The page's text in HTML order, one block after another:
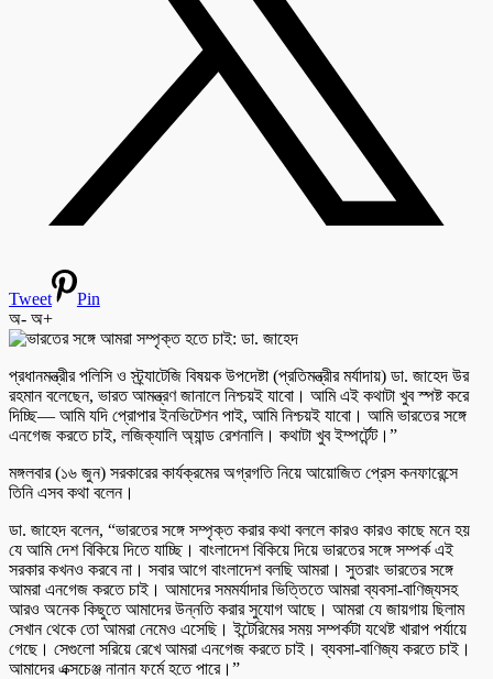
Tweet
Pin
অ- অ+
প্রধানমন্ত্রীর পলিসি ও স্ট্র্যাটেজি বিষয়ক উপদেষ্টা (প্রতিমন্ত্রীর মর্যাদায়) ডা. জাহেদ উর
রহমান বলেছেন, ভারত আমন্ত্রণ জানালে নিশ্চয়ই যাবো। আমি এই কথাটা খুব স্পষ্ট করে
দিচ্ছি— আমি যদি প্রোপার ইনভিটেশন পাই, আমি নিশ্চয়ই যাবো। আমি ভারতের সঙ্গে
এনগেজ করতে চাই, লজিক্যালি অ্যান্ড রেশনালি। কথাটা খুব ইম্পর্টেন্ট।”
মঙ্গলবার (১৬ জুন) সরকারের কার্যক্রমের অগ্রগতি নিয়ে আয়োজিত প্রেস কনফারেন্সে
তিনি এসব কথা বলেন।
ডা. জাহেদ বলেন, “ভারতের সঙ্গে সম্পৃক্ত করার কথা বললে কারও কারও কাছে মনে হয়
যে আমি দেশ বিকিয়ে দিতে যাচ্ছি। বাংলাদেশ বিকিয়ে দিয়ে ভারতের সঙ্গে সম্পর্ক এই
সরকার কখনও করবে না। সবার আগে বাংলাদেশ বলছি আমরা। সুতরাং ভারতের সঙ্গে
আমরা এনগেজ করতে চাই। আমাদের সমমর্যাদার ভিত্তিতে আমরা ব্যবসা-বাণিজ্যসহ
আরও অনেক কিছুতে আমাদের উন্নতি করার সুযোগ আছে। আমরা যে জায়গায় ছিলাম
সেখান থেকে তো আমরা নেমেও এসেছি। ইন্টেরিমের সময় সম্পর্কটা যথেষ্ট খারাপ পর্যায়ে
গেছে। সেগুলো সরিয়ে রেখে আমরা এনগেজ করতে চাই। ব্যবসা-বাণিজ্য করতে চাই।
আমাদের এক্সচেঞ্জ নানান ফর্মে হতে পারে।”